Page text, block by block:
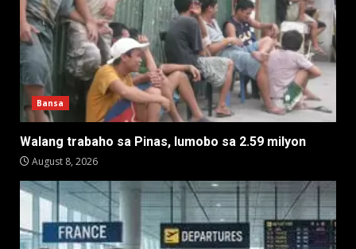
Bansa
Walang trabaho sa Pinas, lumobo sa 2.59 milyon
August 8, 2026